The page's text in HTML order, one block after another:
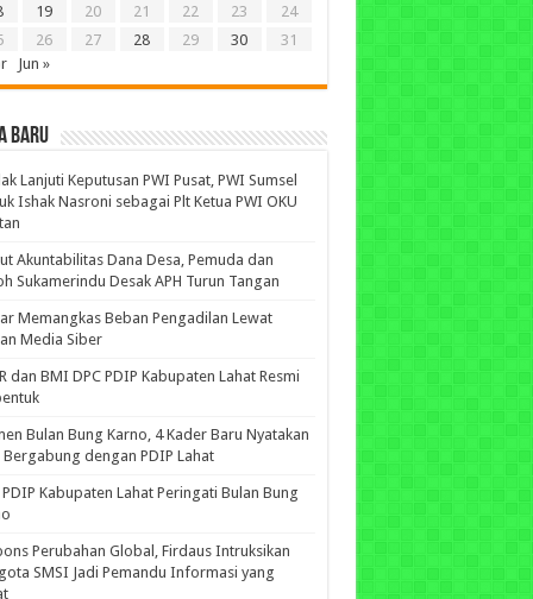
19 20 21 22 23
24
26 27 28 29 30
31
Jun »
BARU
Lanjuti Keputusan PWI Pusat, PWI Sumsel
Ishak Nasroni sebagai Plt Ketua PWI OKU
Akuntabilitas Dana Desa, Pemuda dan
Sukamerindu Desak APH Turun Tangan
Memangkas Beban Pengadilan Lewat
Media Siber
dan BMI DPC PDIP Kabupaten Lahat Resmi
Bulan Bung Karno, 4 Kader Baru Nyatakan
Bergabung dengan PDIP Lahat
PDIP Kabupaten Lahat Peringati Bulan Bung
Perubahan Global, Firdaus Intruksikan
SMSI Jadi Pemandu Informasi yang